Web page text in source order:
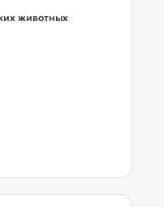
животных